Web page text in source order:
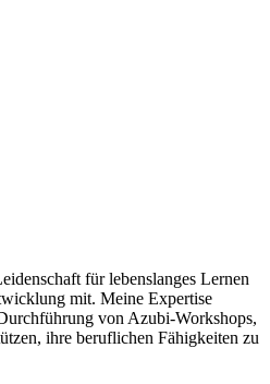
für lebenslanges Lernen
mit. Meine Expertise
von Azubi-Workshops,
ihre beruflichen Fähigkeiten zu